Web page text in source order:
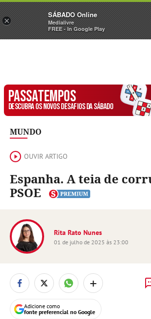
Sábado Assine
PASSATEMPOS
DESCUBRA OS NOVOS DESAFIOS DA SÁBADO
MUNDO
OUVIR ARTIGO
Espanha. A teia de
PSOE
Rita Rato Nunes
01 de julho de 2025 às 23:00
+
Adicione como
fonte preferencial no Google
×
SÁBADO Online
Medialivre
FREE - In Google Play